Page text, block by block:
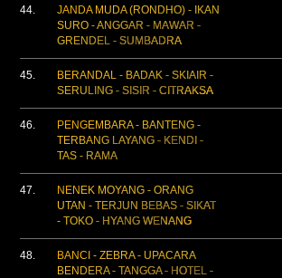
44.
JANDA MUDA (RONDHO) - IKAN
SURO - ANGGAR - MAWAR -
GRENDEL - SUMBADRA
45.
BERANDAL - BADAK - SKIAIR -
SERULING - SISIR - CITRAKSA
46.
PENGEMBARA - BANTENG -
TERBANG LAYANG - KENDI -
TAS - RAMA
47.
NENEK MOYANG - ORANG
UTAN - TERJUN BEBAS - SIKAT
- TOKO - HYANG WENANG
48.
BANCI - ZEBRA - UPACARA
BENDERA - TANGGA - HOTEL -